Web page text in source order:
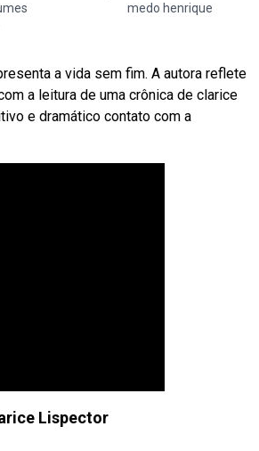
medo henrique
a vida sem fim. A autora reflete
a leitura de uma crônica de clarice
e dramático contato com a
Lispector